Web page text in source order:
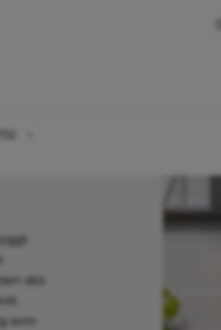
kvm
ska
som